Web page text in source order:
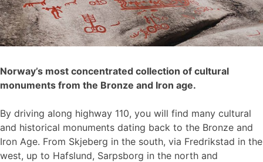
Norway’s most concentrated collection of cultural
monuments from the Bronze and Iron age.
By driving along highway 110, you will find many cultural
and historical monuments dating back to the Bronze and
Iron Age. From Skjeberg in the south, via Fredrikstad in the
west, up to Hafslund, Sarpsborg in the north and